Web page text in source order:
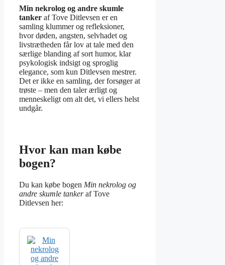
Min nekrolog og andre skumle
tanker af Tove Ditlevsen er en
samling klummer og refleksioner,
hvor døden, angsten, selvhadet og
livstrætheden får lov at tale med den
særlige blanding af sort humor, klar
psykologisk indsigt og sproglig
elegance, som kun Ditlevsen mestrer.
Det er ikke en samling, der forsøger at
trøste – men den taler ærligt og
menneskeligt om alt det, vi ellers helst
undgår.
Hvor kan man købe
bogen?
Du kan købe bogen Min nekrolog og
andre skumle tankeraf Tove
Ditlevsen her: